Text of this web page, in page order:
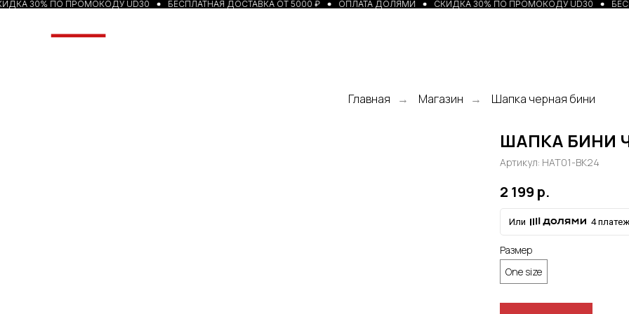
30% ПО ПРОМОКОДУ UD30 БЕСПЛАТНАЯ ДОСТАВКА ОТ 5000 ₽ ОПЛАТА ДОЛЯМИ СКИДКА 30% ПО ПРОМОКОДУ UD30
Главная → Магазин → Шапка черная бини
ШАПКА БИНИ
Артикул: HAT01-BK24
2 199 р.
Или 4
Размер
One size